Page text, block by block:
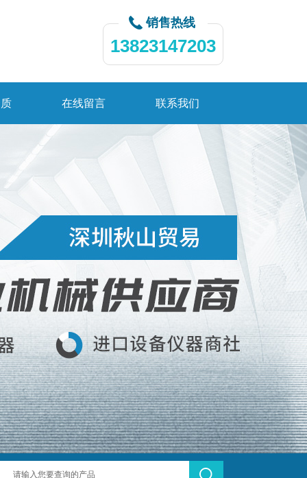
销售热线
13823147203
在线留言 联系我们